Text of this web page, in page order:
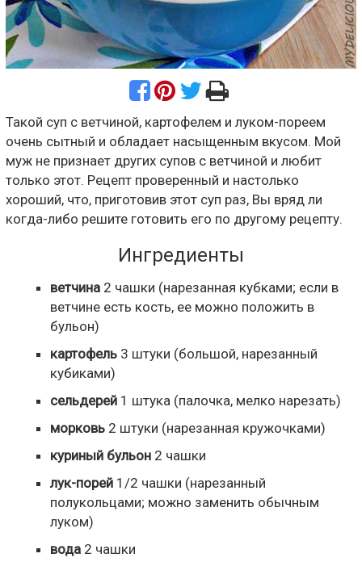
Такой суп с ветчиной, картофелем и луком-пореем
очень сытный и обладает насыщенным вкусом. Мой
муж не признает других супов с ветчиной и любит
только этот. Рецепт проверенный и настолько
хороший, что, приготовив этот суп раз, Вы вряд ли
когда-либо решите готовить его по другому рецепту.
Ингредиенты
ветчина 2 чашки (нарезанная кубками; если в
ветчине есть кость, ее можно положить в
бульон)
картофель 3 штуки (большой, нарезанный
кубиками)
сельдерей 1 штука (палочка, мелко нарезать)
морковь 2 штуки (нарезанная кружочками)
куриный бульон 2 чашки
лук-порей 1/2 чашки (нарезанный
полукольцами; можно заменить обычным
луком)
вода 2 чашки